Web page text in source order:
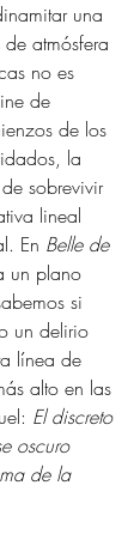
una
atmósfera
no es
de
de los
la
sobrevivir
lineal
En Belle de
un plano
si
un delirio
línea de
alto en las
El discreto
oscuro
de la